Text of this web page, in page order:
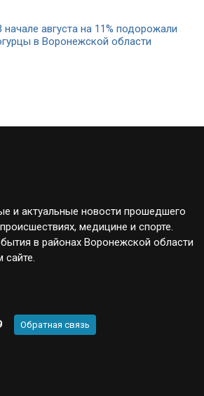
начале августа на 11% подорожали
в Воронежской области
и актуальные новости прошедшего
медицине и спорте.
в районах Воронежской области
Обратная связь